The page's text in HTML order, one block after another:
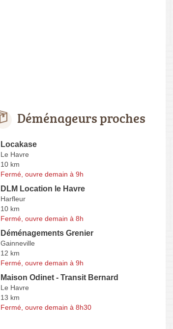
Déménageurs proches
Locakase
Le Havre
10 km
Fermé, ouvre demain à 9h
DLM Location le Havre
Harfleur
10 km
Fermé, ouvre demain à 8h
Déménagements Grenier
Gainneville
12 km
Fermé, ouvre demain à 9h
Maison Odinet - Transit Bernard
Le Havre
13 km
Fermé, ouvre demain à 8h30